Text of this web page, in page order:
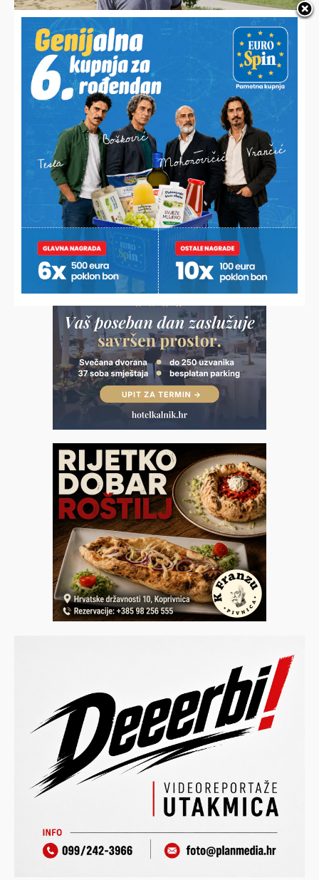
MILAN SE BORI DA PODIGNE MALIŠANE NA NOGE
Oca desetero djece nedaće natjerale da odustane od
poljoprivrede, ne traži pomoć nego posao kako bi prehranio
svoju veliku obitelj
POČELO JE ZAGRIJAVANJE ZA PROSLAVU DANA OPĆINE MOLVE
Peče se vol težak 660 kila i sprema velika fešta